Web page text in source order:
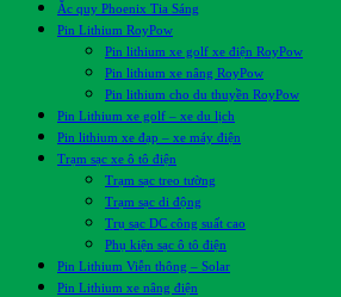
Ắc quy Phoenix Tia Sáng
Pin Lithium RoyPow
Pin lithium xe golf xe điện RoyPow
Pin lithium xe nâng RoyPow
Pin lithium cho du thuyền RoyPow
Pin Lithium xe golf – xe du lịch
Pin lithium xe đạp – xe máy điện
Trạm sạc xe ô tô điện
Trạm sạc treo tường
Trạm sạc di động
Trụ sạc DC công suất cao
Phụ kiện sạc ô tô điện
Pin Lithium Viễn thông – Solar
Pin Lithium xe nâng điện